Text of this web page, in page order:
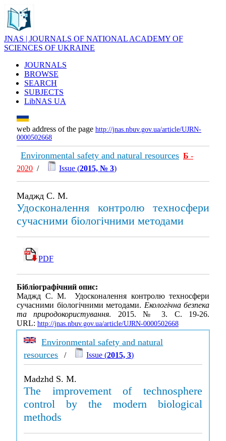
JNAS | JOURNALS OF NATIONAL ACADEMY OF
SCIENCES OF UKRAINE
JOURNALS
BROWSE
SEARCH
SUBJECTS
LibNAS UA
web address of the page http://jnas.nbuv.gov.ua/article/UJRN-
0000502668
Environmental safety and natural resources Б -
2020 / Issue (2015, № 3)
Маджд С. М.
Удосконалення контролю техносфери
сучасними біологічними методами
PDF
Бібліографічний опис:
Маджд С. М. Удосконалення контролю техносфери
сучасними біологічними методами. Екологічна безпека
та природокористування. 2015. № 3. С. 19-26.
URL: http://jnas.nbuv.gov.ua/article/UJRN-0000502668
Environmental safety and natural
resources / Issue (2015, 3)
Madzhd S. M.
The improvement of technosphere
control by the modern biological
methods